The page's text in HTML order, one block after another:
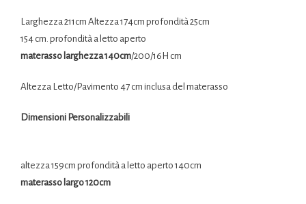
Larghezza 211cm Altezza 174cm profondità 25cm
154 cm. profondità a letto aperto
materasso larghezza 140cm/200/16H cm
Altezza Letto/Pavimento 47 cm inclusa del materasso
Dimensioni Personalizzabili
altezza 159cm profondità a letto aperto 140cm
materasso largo 120cm